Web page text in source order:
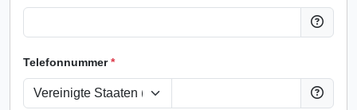
Telefonnummer*